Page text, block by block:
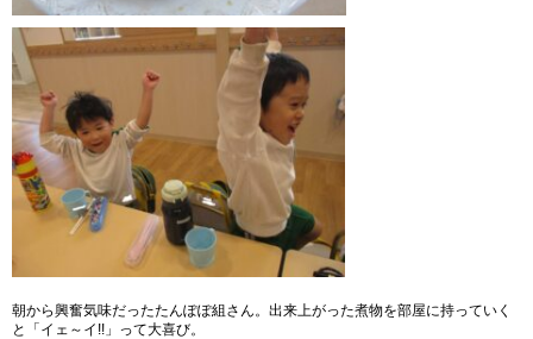
朝から興奮気味だったたんぽぽ組さん。出来上がった煮物を部屋に持っていく
と「イェ～イ!!」って大喜び。